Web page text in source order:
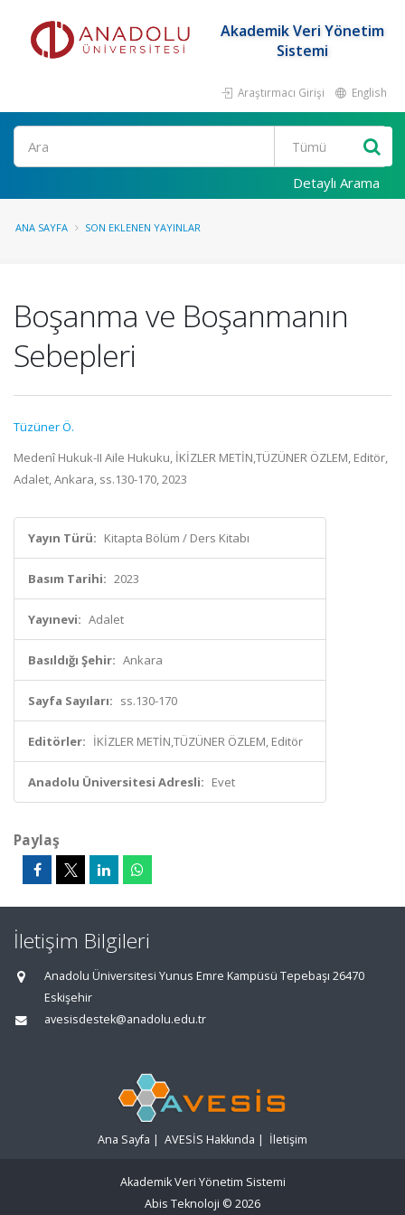
Akademik Veri Yönetim
Sistemi
Araştırmacı Girişi English
Ara
Detaylı Arama
ANA SAYFA SON EKLENEN YAYINLAR
Boşanma ve Boşanmanın
Sebepleri
Tüzüner Ö.
Medenî Hukuk-II Aile Hukuku, İKİZLER METİN,TÜZÜNER ÖZLEM, Editör,
Adalet, Ankara, ss.130-170, 2023
Yayın Türü: Kitapta Bölüm / Ders Kitabı
Basım Tarihi: 2023
Yayınevi: Adalet
Basıldığı Şehir: Ankara
Sayfa Sayıları: ss.130-170
Editörler: İKİZLER METİN,TÜZÜNER ÖZLEM, Editör
Anadolu Üniversitesi Adresli: Evet
Paylaş
İletişim Bilgileri
Anadolu Üniversitesi Yunus Emre Kampüsü Tepebaşı 26470
Eskişehir
avesisdestek@anadolu.edu.tr
Ana Sayfa | AVESİS Hakkında | İletişim
Akademik Veri Yönetim Sistemi
Abis Teknoloji © 2026